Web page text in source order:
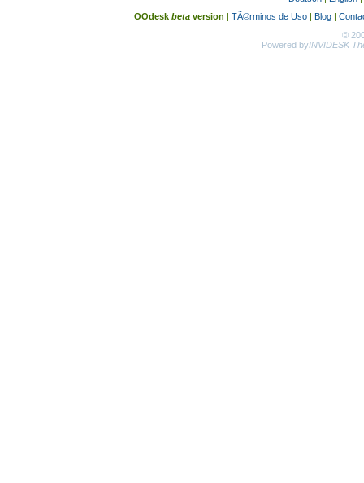
OOdesk betaversion | TÃ©rminos de Uso| Blog|
©
Powered byINVIDESK